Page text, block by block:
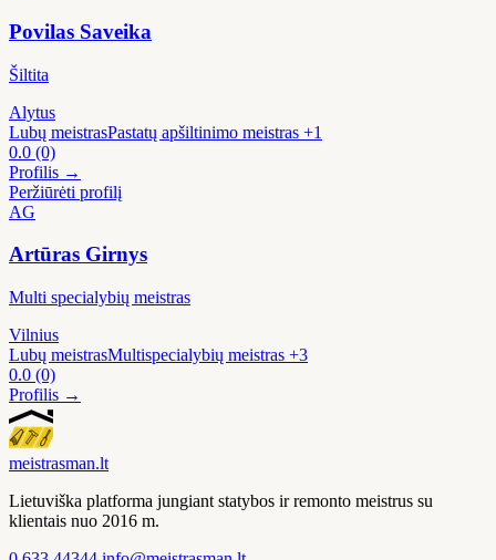
Povilas Saveika
Šiltita
Alytus
Lubų meistrasPastatų apšiltinimo meistras +1
0.0 (0)
Profilis →
Peržiūrėti profilį
AG
Artūras Girnys
Multi specialybių meistras
Vilnius
Lubų meistrasMultispecialybių meistras +3
0.0 (0)
Profilis →
meistrasman.lt
Lietuviška platforma jungiant statybos ir remonto meistrus su
klientais nuo 2016 m.